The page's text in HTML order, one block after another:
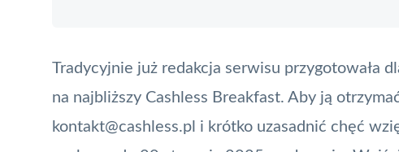
Tradycyjnie już redakcja serwisu przygotowała
na najbliższy Cashless Breakfast. Aby ją
kontakt@cashless.pl i krótko uzasadnić chęć